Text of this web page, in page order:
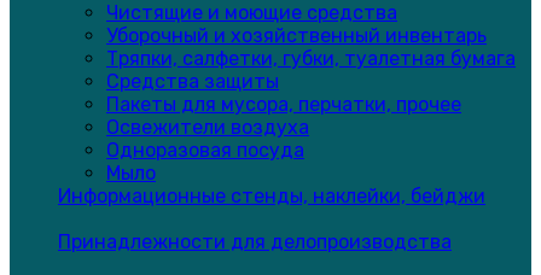
Чистящие и моющие средства
Уборочный и хозяйственный инвентарь
Тряпки, салфетки, губки, туалетная бумага
Средства защиты
Пакеты для мусора, перчатки, прочее
Освежители воздуха
Одноразовая посуда
Мыло
Информационные стенды, наклейки, бейджи
Принадлежности для делопроизводства